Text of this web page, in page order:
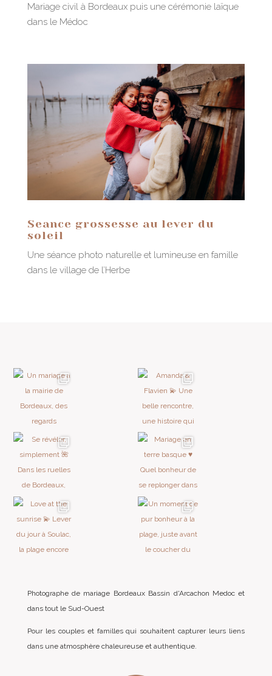
Mariage civil à Bordeaux puis une cérémonie laïque
dans le Médoc
Seance grossesse au lever du
soleil
Une séance photo naturelle et lumineuse en famille
dans le village de l’Herbe
Photographe de mariage Bordeaux Bassin d'Arcachon Medoc et
dans tout le Sud-Ouest
Pour les couples et familles qui souhaitent capturer leurs liens
dans une atmosphère chaleureuse et authentique.